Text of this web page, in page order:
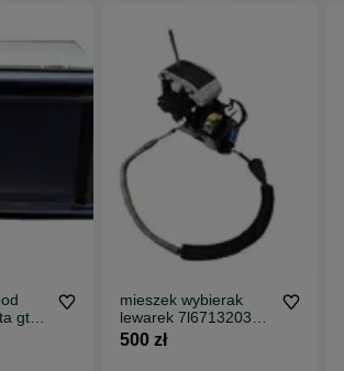
gt86
12-
mieszek wybierak
lewarek 7l6713203d
vw touareg q7
500 zł